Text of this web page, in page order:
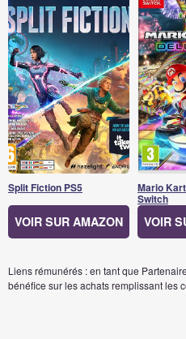
Split Fiction PS5
VOIR SUR AMAZON
Mario
Switch
VOIR
Liens rémunérés : en tant que
bénéfice sur les achats remplissant les